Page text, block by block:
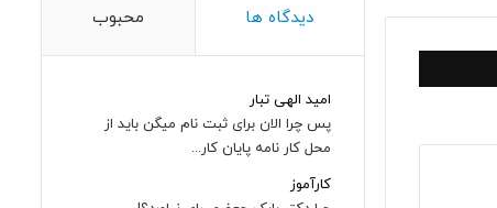
دیدگاه ها محبوب
امید الهی تبار
پس چرا الان برای ثبت نام میگن باید از
محل کار نامه پایان کار...
کارآموز